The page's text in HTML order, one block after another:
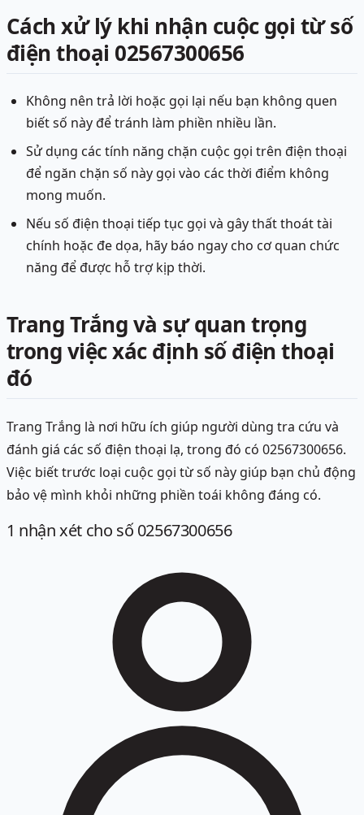
Cách xử lý khi nhận cuộc gọi từ số
điện thoại 02567300656
Không nên trả lời hoặc gọi lại nếu bạn không quen
biết số này để tránh làm phiền nhiều lần.
Sử dụng các tính năng chặn cuộc gọi trên điện thoại
để ngăn chặn số này gọi vào các thời điểm không
mong muốn.
Nếu số điện thoại tiếp tục gọi và gây thất thoát tài
chính hoặc đe dọa, hãy báo ngay cho cơ quan chức
năng để được hỗ trợ kịp thời.
Trang Trắng và sự quan trọng
trong việc xác định số điện thoại
đó
Trang Trắng là nơi hữu ích giúp người dùng tra cứu và
đánh giá các số điện thoại lạ, trong đó có 02567300656.
Việc biết trước loại cuộc gọi từ số này giúp bạn chủ động
bảo vệ mình khỏi những phiền toái không đáng có.
1 nhận xét cho số 02567300656